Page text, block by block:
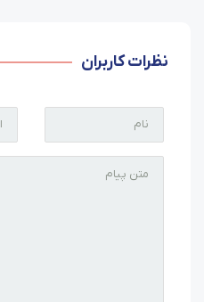
نظرات کاربران